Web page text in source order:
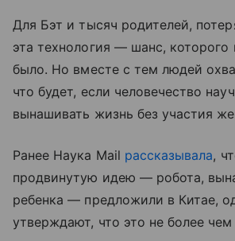
Для Бэт и тысяч родителей,
эта технология — шанс, которого
было. Но вместе с тем людей
что будет, если человечество
вынашивать жизнь без участия
Ранее Наука Mail рассказывала,
продвинутую идею — робота,
ребенка — предложили в Китае,
утверждают, что это не более